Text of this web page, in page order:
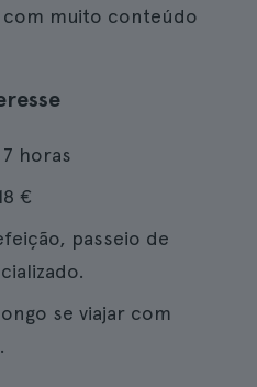
muito conteúdo
horas
€
passeio de
se viajar com